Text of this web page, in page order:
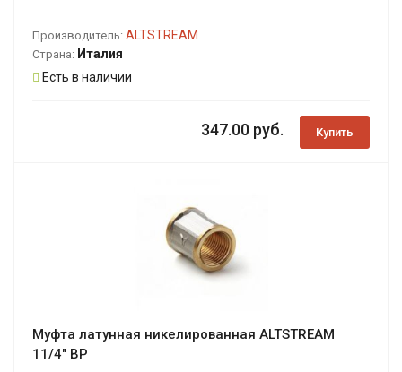
Производитель: ALTSTREAM
Страна: Италия
Есть в наличии
347.00 руб. Купить
Муфта латунная никелированная ALTSTREAM
11/4" ВР